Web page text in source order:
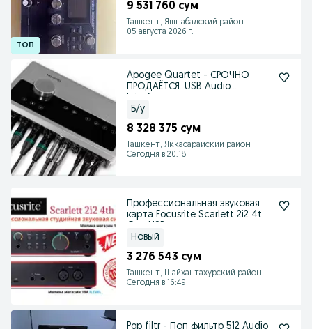
9 531 760 сум
Ташкент, Яшнабадский район
05 августа 2026 г.
Apogee Quartet - СРОЧНО
ПРОДАЁТСЯ. USB Audio
Б/у
8 328 375 сум
Ташкент, Яккасарайский район
Сегодня в 20:18
Профессиональная звуковая
карта Focusrite Scarlett 2i2 4th
Новый
3 276 543 сум
Ташкент, Шайхантахурский район
Сегодня в 16:49
Pop filtr - Поп фильтр 512 Audio